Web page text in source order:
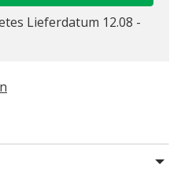
Lieferdatum 12.08 -